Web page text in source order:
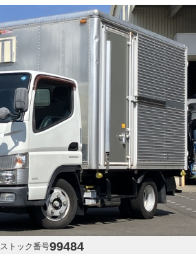
ストック番号99484